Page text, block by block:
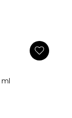
ml